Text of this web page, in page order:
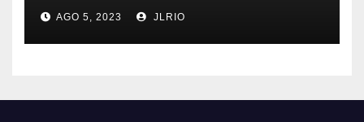
AGO 5, 2023 JLRIO